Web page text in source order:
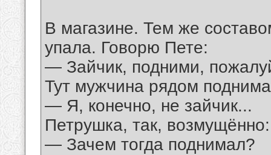
В магазине. Тем же
упала. Говорю Пете:
— Зайчик, подними,
Тут мужчина рядом
— Я, конечно, не зайчик...
Петрушка, так, возмущённо:
— Зачем тогда поднимал?